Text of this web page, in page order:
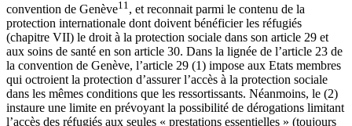
convention de Genève11, et reconnait parmi le contenu de la
protection internationale dont doivent bénéficier les réfugiés
(chapitre VII) le droit à la protection sociale dans son article 29 et
aux soins de santé en son article 30. Dans la lignée de l’article 23 de
la convention de Genève, l’article 29 (1) impose aux Etats membres
qui octroient la protection d’assurer l’accès à la protection sociale
dans les mêmes conditions que les ressortissants. Néanmoins, le (2)
instaure une limite en prévoyant la possibilité de dérogations limitant
l’accès des réfugiés aux seules « prestations essentielles » (toujours